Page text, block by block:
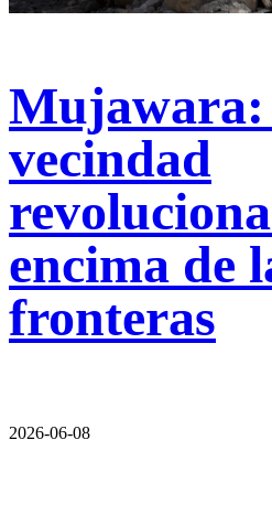
vecindad
encima de
fronteras
2026-06-08